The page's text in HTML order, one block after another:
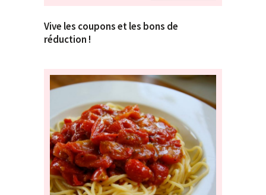
Vive les coupons et les bons de
réduction !